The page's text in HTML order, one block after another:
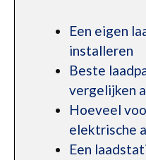
Een eigen
installeren
Beste
vergelijken
Hoeveel
elektrische
Een